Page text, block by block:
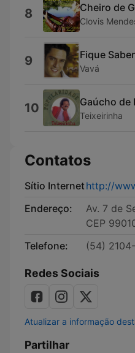
8 Cheiro de
Clovis
9 Fique
Vavá
10 Gaúcho de
Teixeirinha
Contatos
Sítio Internethttp://
Endereço:
Av. 7 de
CEP
Telefone:
(54)
Redes Sociais
Atualizar a informação
Partilhar